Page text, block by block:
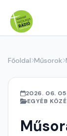
Főoldal Műsorok
2026. 06.
EGYÉB